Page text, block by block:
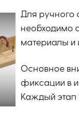
Для ручного
необходимо
материалы и
Основное
фиксации в
Каждый этап